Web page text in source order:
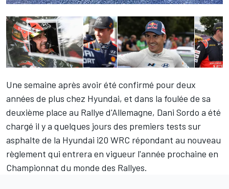
Une semaine après avoir été confirmé pour deux
années de plus chez Hyundai, et dans la foulée de sa
deuxième place au Rallye d'Allemagne, Dani Sordo a été
chargé il y a quelques jours des premiers tests sur
asphalte de la Hyundai i20 WRC répondant au nouveau
règlement qui entrera en vigueur l'année prochaine en
Championnat du monde des Rallyes.